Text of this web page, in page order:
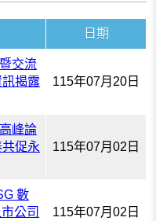
日期
交流
揭露
115年07月20日
峰論
促永
115年07月02日
數
公司
115年07月02日